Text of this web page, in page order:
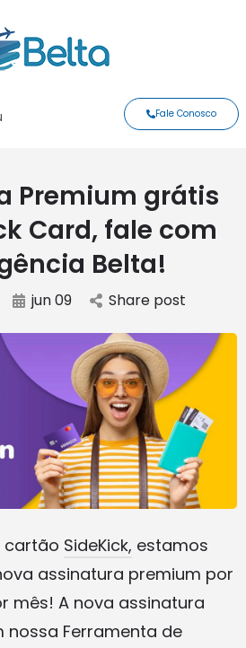
Fale Conosco
Premium grátis
Card, fale com
Belta!
jun 09 Share post
cartão SideKick, estamos
assinatura premium por
mês! A nova assinatura
nossa Ferramenta de